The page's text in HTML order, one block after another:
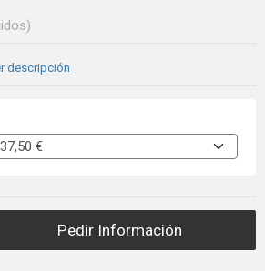
descripción
Pedir Información